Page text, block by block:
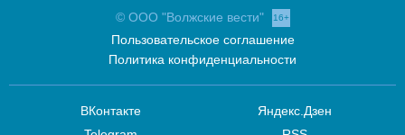
© ООО "Волжские вести" 16+
Пользовательское соглашение
Политика конфиденциальности
ВКонтакте
Яндекс.Дзен